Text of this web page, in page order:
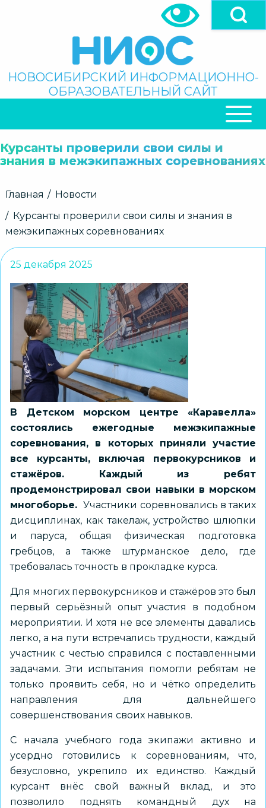
Поиск
НОВОСИБИРСКИЙ ИНФОРМАЦИОННО-
ОБРАЗОВАТЕЛЬНЫЙ САЙТ
НАВИГАЦИЯ
Курсанты проверили свои силы и
знания в межэкипажных соревнованиях
Строка
Главная
Новости
Курсанты проверили свои силы и знания в
межэкипажных соревнованиях
25 декабря 2025
В Детском морском центре «Каравелла»
состоялись ежегодные межэкипажные
соревнования, в которых приняли участие
все курсанты, включая первокурсников и
стажёров. Каждый из ребят
продемонстрировал свои навыки в морском
многоборье.Участники соревновались в таких
дисциплинах, как такелаж, устройство шлюпки
и паруса, общая физическая подготовка
гребцов, а также штурманское дело, где
требовалась точность в прокладке курса.
Для многих первокурсников и стажёров это был
первый серьёзный опыт участия в подобном
мероприятии. И хотя не все элементы давались
легко, а на пути встречались трудности, каждый
участник с честью справился с поставленными
задачами. Эти испытания помогли ребятам не
только проявить себя, но и чётко определить
направления для дальнейшего
совершенствования своих навыков.
С начала учебного года экипажи активно и
усердно готовились к соревнованиям, что,
безусловно, укрепило их единство. Каждый
курсант внёс свой важный вклад, и это
позволило поднять командный дух на